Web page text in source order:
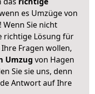
es Umzüge von
Wenn Sie nicht
richtige Lösung für
Fragen wollen,
Umzug von Hagen
Sie sie uns, denn
Antwort auf Ihre